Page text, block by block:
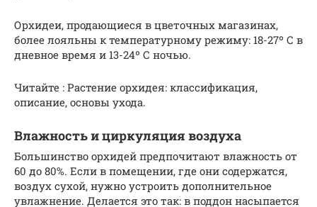
Орхидеи, продающиеся в цветочных магазинах,
более лояльны к температурному режиму: 18-27º С в
дневное время и 13-24º С ночью.
Читайте : Растение орхидея: классификация,
описание, основы ухода.
Влажность и циркуляция воздуха
Большинство орхидей предпочитают влажность от
60 до 80%. Если в помещении, где они содержатся,
воздух сухой, нужно устроить дополнительное
увлажнение. Делается это так: в поддон насыпается